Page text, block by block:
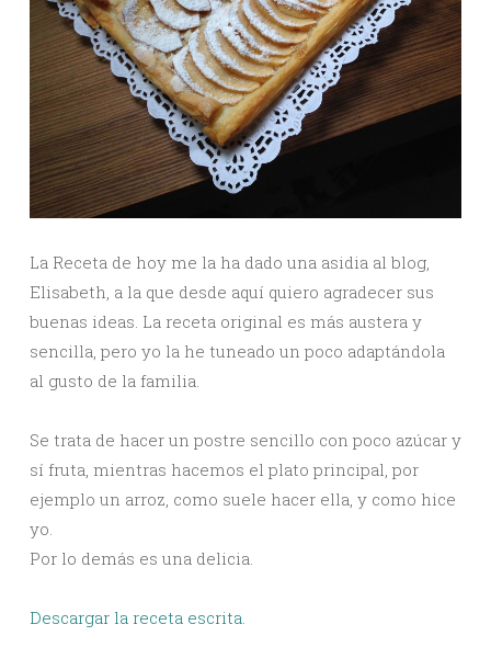
La Receta de hoy me la ha dado una asidia al blog,
Elisabeth, a la que desde aquí quiero agradecer sus
buenas ideas. La receta original es más austera y
sencilla, pero yo la he tuneado un poco adaptándola
al gusto de la familia.
Se trata de hacer un postre sencillo con poco azúcar y
sí fruta, mientras hacemos el plato principal, por
ejemplo un arroz, como suele hacer ella, y como hice
yo.
Por lo demás es una delicia.
Descargar la receta escrita.